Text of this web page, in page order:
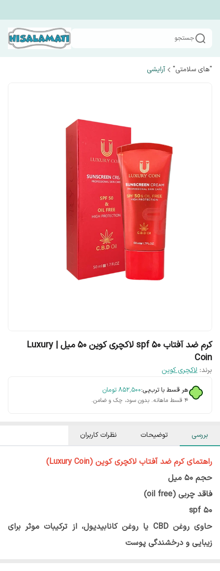
جستجو
"های سلامتی" آرایشی
کرم ضد آفتاب spf 5۰ لاکچری کوین 50 میل | Luxury
Coin
برند: لاکچری کوین
هر قسط با ترب‌پی:۸۵۲٬۵۰۰ تومان
۴ قسط ماهانه. بدون سود، چک و ضامن.
بررسی توضیحات نظرات کاربران
راهتمای کرم ضد آفتاب لاکچری کوین (Luxury Coin)
حجم ۵۰ میل
فاقد چربی (oil free)
spf 5۰
حاوی روغن CBD یا روغن کانابیدیول، از ترکیبات موثر برای
زیبایی و درخشندگی پوست